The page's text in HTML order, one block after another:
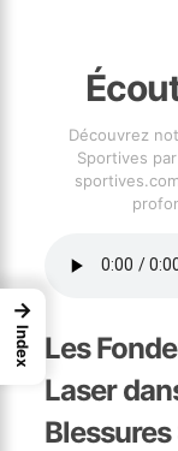
Découvrez
Sportives
Les
Laser
→
Index